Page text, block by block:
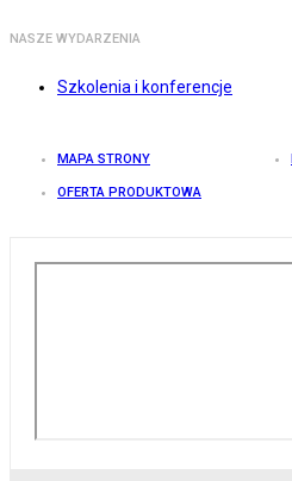
NASZE WYDARZENIA
Szkolenia i konferencje
MAPA STRONY
OFERTA PRODUKTOWA